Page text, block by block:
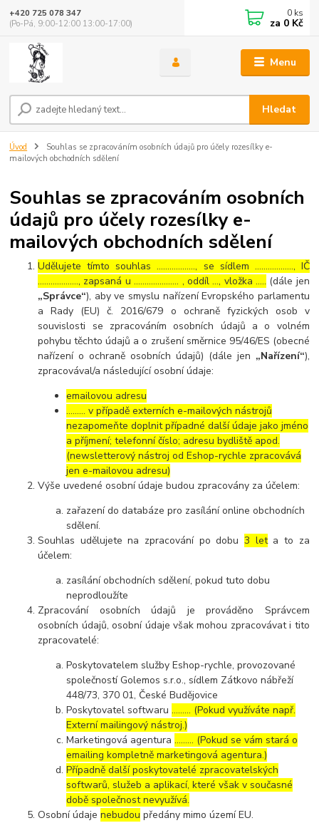
Menu
Hledat
+420 725 078 347
(Po-Pá, 9:00-12:00 13:00-17:00)
0 ks
za 0 Kč
Úvod
Souhlas se zpracováním osobních údajů pro účely rozesílky e-
mailových obchodních sdělení
Souhlas se zpracováním osobních
údajů pro účely rozesílky e-
mailových obchodních sdělení
Udělujete tímto souhlas ……………..., se sídlem ………………, IČ
………………., zapsaná u ………………… , oddíl …, vložka ….. (dále jen
„Správce“), aby ve smyslu nařízení Evropského parlamentu
a Rady (EU) č. 2016/679 o ochraně fyzických osob v
souvislosti se zpracováním osobních údajů a o volném
pohybu těchto údajů a o zrušení směrnice 95/46/ES (obecné
nařízení o ochraně osobních údajů) (dále jen „Nařízení“),
zpracovával/a následující osobní údaje:
emailovou adresu
……… v případě externích e-mailových nástrojů
nezapomeňte doplnit případné další údaje jako jméno
a příjmení; telefonní číslo; adresu bydliště apod.
(newsletterový nástroj od Eshop-rychle zpracovává
jen e-mailovou adresu)
Výše uvedené osobní údaje budou zpracovány za účelem:
zařazení do databáze pro zasílání online obchodních
sdělení.
Souhlas udělujete na zpracování po dobu3 leta to za
účelem:
zasílání obchodních sdělení, pokud tuto dobu
neprodloužíte
Zpracování osobních údajů je prováděno Správcem
osobních údajů, osobní údaje však mohou zpracovávat i tito
zpracovatelé:
Poskytovatelem služby Eshop-rychle, provozované
společností Golemos s.r.o., sídlem Zátkovo nábřeží
448/73, 370 01, České Budějovice
Poskytovatel softwaru……… (Pokud využíváte např.
Externí mailingový nástroj.)
Marketingová agentura……… (Pokud se vám stará o
emailing kompletně marketingová agentura.)
Případně další poskytovatelé zpracovatelských
softwarů, služeb a aplikací, které však v současné
době společnost nevyužívá.
Osobní údajenebudou předány mimo území EU.